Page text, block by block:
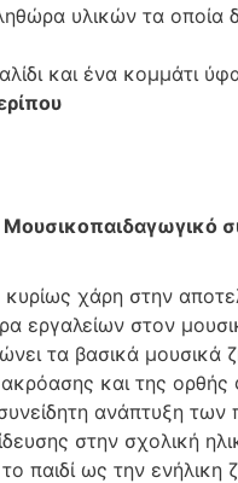
υλικών τα οποία
και ένα κομμάτι
χάρη στην
εργαλείων στον
τα βασικά μουσικά
ακρόασης και της
ανάπτυξη
στην σχολική
παιδί ως την ενήλικη